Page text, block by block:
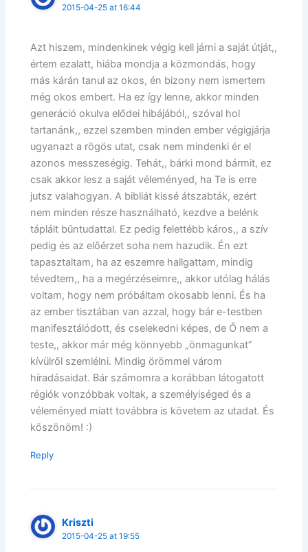
2015-04-25 at 16:44
Azt hiszem, mindenkinek végig kell járni a saját útját,,
értem ezalatt, hiába mondja a közmondás, hogy
más kárán tanul az okos, én bizony nem ismertem
még okos embert. Ha ez így lenne, akkor minden
generáció okulva elődei hibájából,, szóval hol
tartanánk,, ezzel szemben minden ember végigjárja
ugyanazt a rögös utat, csak nem mindenki ér el
azonos messzeségig. Tehát,, bárki mond bármit, ez
csak akkor lesz a saját véleményed, ha Te is erre
jutsz valahogyan. A bibliát kissé átszabták, ezért
nem minden része használható, kezdve a belénk
táplált bűntudattal. Ez pedig felettébb káros,, a szív
pedig és az előérzet soha nem hazudik. Én ezt
tapasztaltam, ha az eszemre hallgattam, mindig
tévedtem,, ha a megérzéseimre,, akkor utólag hálás
voltam, hogy nem próbáltam okosabb lenni. És ha
az ember tisztában van azzal, hogy bár e-testben
manifesztálódott, és cselekedni képes, de Ő nem a
teste,, akkor már még könnyebb „önmagunkat”
kívülről szemlélni. Mindig örömmel várom
híradásaidat. Bár számomra a korábban látogatott
régiók vonzóbbak voltak, a személyiséged és a
véleményed miatt továbbra is követem az utadat. És
köszönöm! :)
Reply
Kriszti
2015-04-25 at 19:55